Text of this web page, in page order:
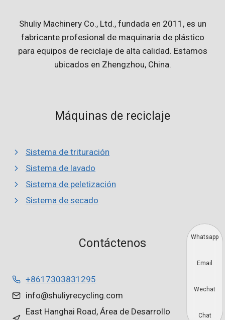
Shuliy Machinery Co., Ltd., fundada en 2011, es un
fabricante profesional de maquinaria de plástico
para equipos de reciclaje de alta calidad. Estamos
ubicados en Zhengzhou, China.
Máquinas de reciclaje
Sistema de trituración
Sistema de lavado
Sistema de peletización
Sistema de secado
Contáctenos
+8617303831295
info@shuliyrecycling.com
East Hanghai Road, Área de Desarrollo
Whatsapp
Email
Wechat
Chat